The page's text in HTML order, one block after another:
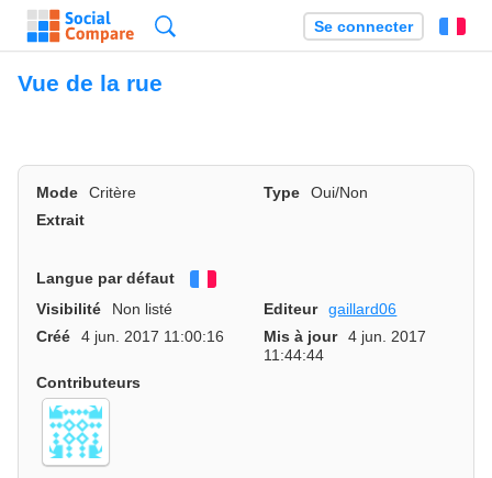
Se connecter
Vue de la rue
Mode Critère Type
Oui/Non
Extrait
Langue par défaut
Visibilité
Non listé Editeur
gaillard06
Créé
4 jun. 2017 11:00:16 Mis à jour
4 jun. 2017
11:44:44
Contributeurs